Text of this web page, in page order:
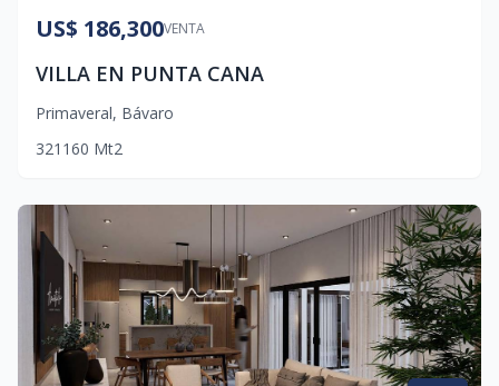
VENTA
US$ 186,300
VILLA EN PUNTA CANA
Primaveral, Bávaro
321 160 Mt2